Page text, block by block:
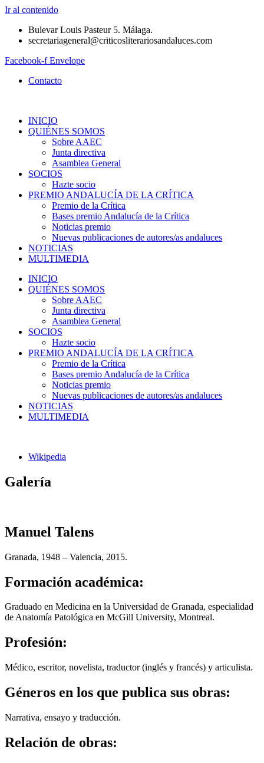
Ir al contenido
Bulevar Louis Pasteur 5. Málaga.
secretariageneral@criticosliterariosandaluces.com
Facebook-f Envelope
Contacto
INICIO
QUIÉNES SOMOS
Sobre AAEC
Junta directiva
Asamblea General
SOCIOS
Hazte socio
PREMIO ANDALUCÍA DE LA CRÍTICA
Premio de la Crítica
Bases premio Andalucía de la Crítica
Noticias premio
Nuevas publicaciones de autores/as andaluces
NOTICIAS
MULTIMEDIA
INICIO
QUIÉNES SOMOS
Sobre AAEC
Junta directiva
Asamblea General
SOCIOS
Hazte socio
PREMIO ANDALUCÍA DE LA CRÍTICA
Premio de la Crítica
Bases premio Andalucía de la Crítica
Noticias premio
Nuevas publicaciones de autores/as andaluces
NOTICIAS
MULTIMEDIA
Wikipedia
Galería
Manuel Talens
Granada, 1948 – Valencia, 2015.
Formación académica:
Graduado en Medicina en la Universidad de Granada, especialidad
de Anatomía Patológica en McGill University, Montreal.
Profesión:
Médico, escritor, novelista, traductor (inglés y francés) y articulista.
Géneros en los que publica sus obras:
Narrativa, ensayo y traducción.
Relación de obras: